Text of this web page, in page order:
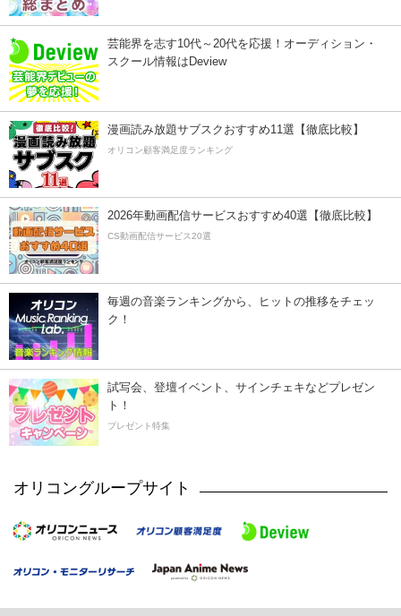
芸能界を志す10代～20代を応援！オーディション・
スクール情報はDeview
漫画読み放題サブスクおすすめ11選【徹底比較】
オリコン顧客満足度ランキング
2026年動画配信サービスおすすめ40選【徹底比較】
CS動画配信サービス20選
毎週の音楽ランキングから、ヒットの推移をチェッ
ク！
試写会、登壇イベント、サインチェキなどプレゼン
ト！
プレゼント特集
オリコングループサイト